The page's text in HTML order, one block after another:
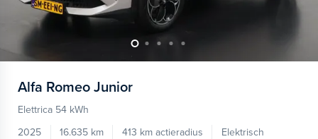
Alfa Romeo Junior
Elettrica 54 kWh
2025
16.635 km 413 km actieradius
Elektrisch